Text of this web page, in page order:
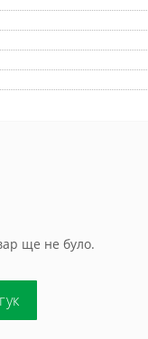
ще не було.